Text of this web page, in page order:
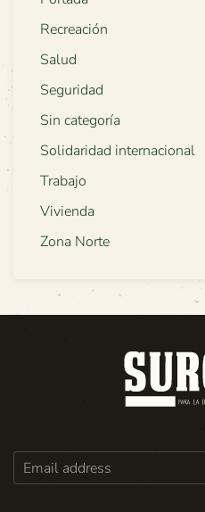
Recreación
Salud
Seguridad
Sin categoría
Solidaridad internacional
Trabajo
Vivienda
Zona Norte